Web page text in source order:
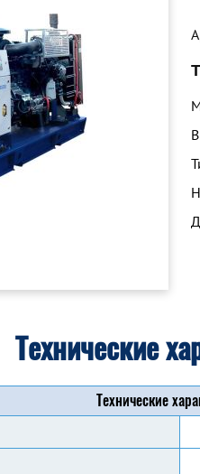
Технические
Технические